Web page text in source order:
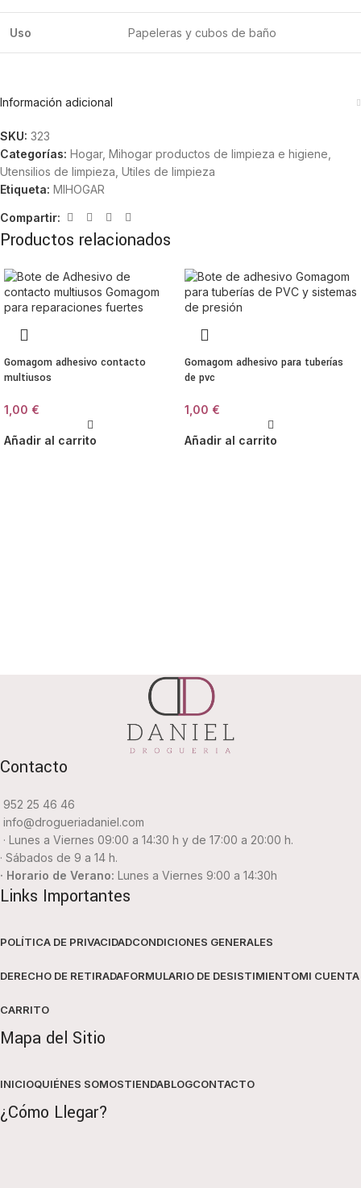
Uso Papeleras y cubos de baño
Información adicional
SKU: 323
Categorías: Hogar, Mihogar productos de limpieza e higiene
Utensilios de limpieza Utiles de limpieza
Etiqueta: MIHOGAR
Compartir:
Productos relacionados
Gomagom adhesivo contacto
multiusos
1,00 €
Añadir al carrito
Gomagom adhesivo para tuberías
de pvc
1,00 €
Añadir al carrito
Contacto
952 25 46 46
info@drogueriadaniel.com
· Lunes a Viernes 09:00 a 14:30 h y de 17:00 a 20:00 h.
· Sábados de 9 a 14 h.
· Horario de Verano: Lunes a Viernes 9:00 a 14:30h
Links Importantes
POLÍTICA DE PRIVACIDADCONDICIONES GENERALES
DERECHO DE RETIRADAFORMULARIO DE DESISTIMIENTOMI CUENTA
CARRITO
Mapa del Sitio
INICIOQUIÉNES SOMOSTIENDABLOGCONTACTO
¿Cómo Llegar?